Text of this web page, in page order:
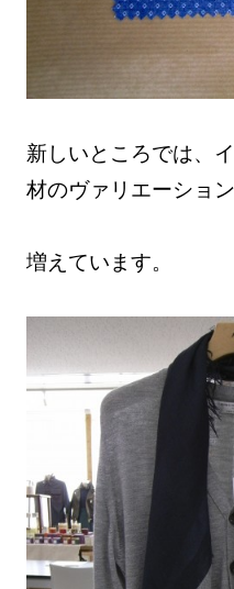
新しいところでは、
材のヴァリエーショ
増えています。